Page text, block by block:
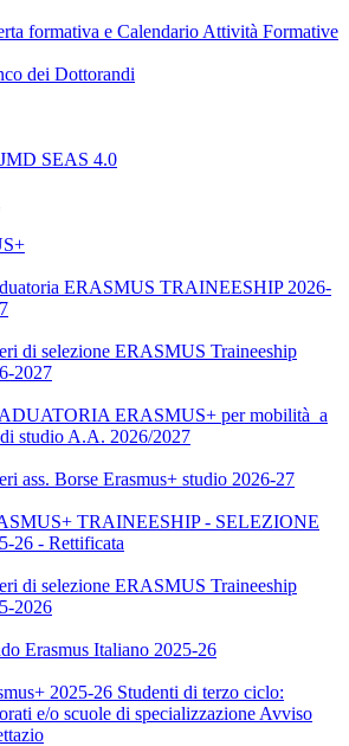
formativa e Calendario Attività Formative
dei Dottorandi
SEAS 4.0
ERASMUS TRAINEESHIP 2026-
di selezione ERASMUS Traineeship
2027
ERASMUS+ per mobilità a
studio A.A. 2026/2027
ass. Borse Erasmus+ studio 2026-27
TRAINEESHIP - SELEZIONE
26 - Rettificata
di selezione ERASMUS Traineeship
2026
Erasmus Italiano 2025-26
2025-26 Studenti di terzo ciclo:
e/o scuole di specializzazione Avviso